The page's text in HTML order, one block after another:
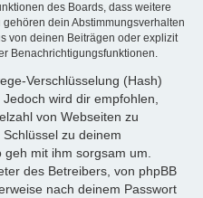
des Boards, dass weitere
dein Abstimmungsverhalten
von deinen Beiträgen oder explizit
Benachrichtigungsfunktionen.
Verschlüsselung (Hash)
wird dir empfohlen,
von Webseiten zu
zu deinem
mit ihm sorgsam um.
des Betreibers, von phpBB
nach deinem Passwort